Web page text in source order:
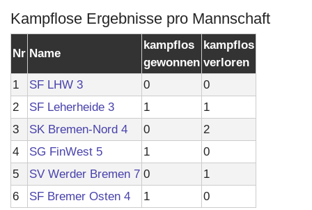
Kampflose Ergebnisse pro Mannschaft
Nr Name
kampflos
gewonnen
kampflos
verloren
1
SF LHW 3 0
0
2
SF Leherheide 3 1
1
3
SK Bremen-Nord 4 0
2
4
SG FinWest 5 1
0
5
SV Werder Bremen 7 0
1
6
SF Bremer Osten 4 1 0